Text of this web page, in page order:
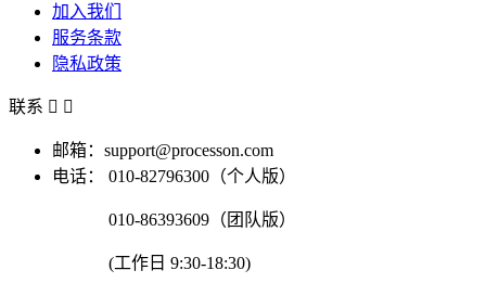
加入我们
服务条款
隐私政策
联系  
邮箱：support@processon.com
电话：
010-82796300（个人版）
010-86393609（团队版）
(工作日 9:30-18:30)